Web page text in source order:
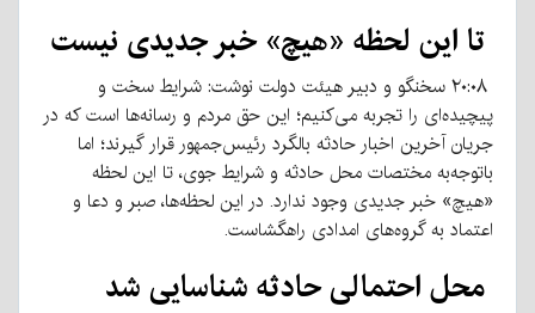
تا این لحظه «هیچ» خبر جدیدی نیست
۲۰:۰۸ سخنگو و دبیر هیئت دولت نوشت: شرایط سخت و
پیچیده‌ای را تجربه می‌کنیم؛ این حق مردم و رسانه‌ها است که در
جریان آخرین اخبار حادثه بالگرد رئیس‌جمهور قرار گیرند؛ اما
باتوجه‌به مختصات محل حادثه و شرایط جوی، تا این لحظه
«هیچ» خبر جدیدی وجود ندارد. در این لحظه‌ها، صبر و دعا و
اعتماد به گروه‌های امدادی راهگشاست.
محل احتمالی حادثه شناسایی شد